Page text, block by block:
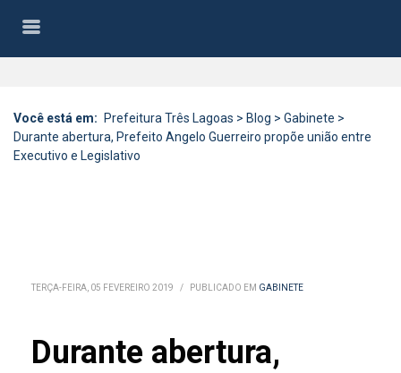
Você está em: Prefeitura Três Lagoas > Blog > Gabinete >
Durante abertura, Prefeito Angelo Guerreiro propõe união entre
Executivo e Legislativo
TERÇA-FEIRA, 05 FEVEREIRO 2019 / PUBLICADO EM GABINETE
Durante abertura,